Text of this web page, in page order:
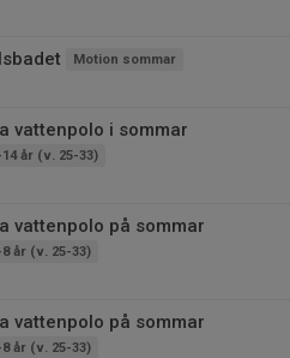
Motion sommar
vattenpolo i sommar
år (v. 25-33)
vattenpolo på sommar
år (v. 25-33)
vattenpolo på sommar
år (v. 25-33)